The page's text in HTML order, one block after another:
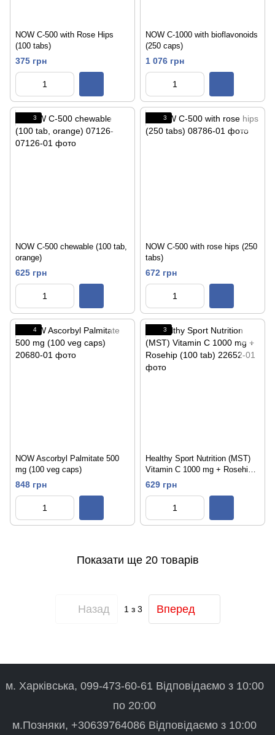
NOW C-500 with Rose Hips
(100 tabs)
375 грн
NOW C-1000 with bioflavonoids
(250 caps)
1 076 грн
3
NOW C-500 chewable (100 tab,
orange)
625 грн
3
NOW C-500 with rose hips (250
tabs)
672 грн
4
NOW Ascorbyl Palmitate 500
mg (100 veg caps)
848 грн
3
Healthy Sport Nutrition (MST)
Vitamin C 1000 mg + Rosehip
(100 tab)
629 грн
Показати ще 20 товарів
Назад 1з 3 Вперед
м. Харківська, 099-473-60-61 Відповідаємо з 10:00
по 20:00
м.Позняки, +30639764086 Відповідаємо з 10:00